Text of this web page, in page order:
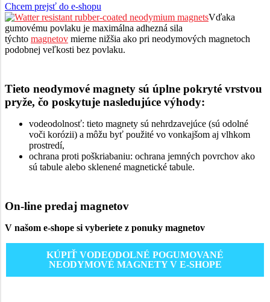
Chcem prejsť do e-shopu
Vďaka
gumovému povlaku je maximálna adhezná sila
týchto magnetov mierne nižšia ako pri neodymových magnetoch
podobnej veľkosti bez povlaku.
Tieto neodymové magnety sú úplne pokryté vrstvou
pryže, čo poskytuje nasledujúce výhody:
vodeodolnosť: tieto magnety sú nehrdzavejúce (sú odolné
voči korózii) a môžu byť použité vo vonkajšom aj vlhkom
prostredí,
ochrana proti poškriabaniu: ochrana jemných povrchov ako
sú tabule alebo sklenené magnetické tabule.
On-line predaj magnetov
V našom e-shope si vyberiete z ponuky magnetov
KÚPIŤ VODEODOLNÉ POGUMOVANÉ
NEODYMOVÉ MAGNETY V E-SHOPE